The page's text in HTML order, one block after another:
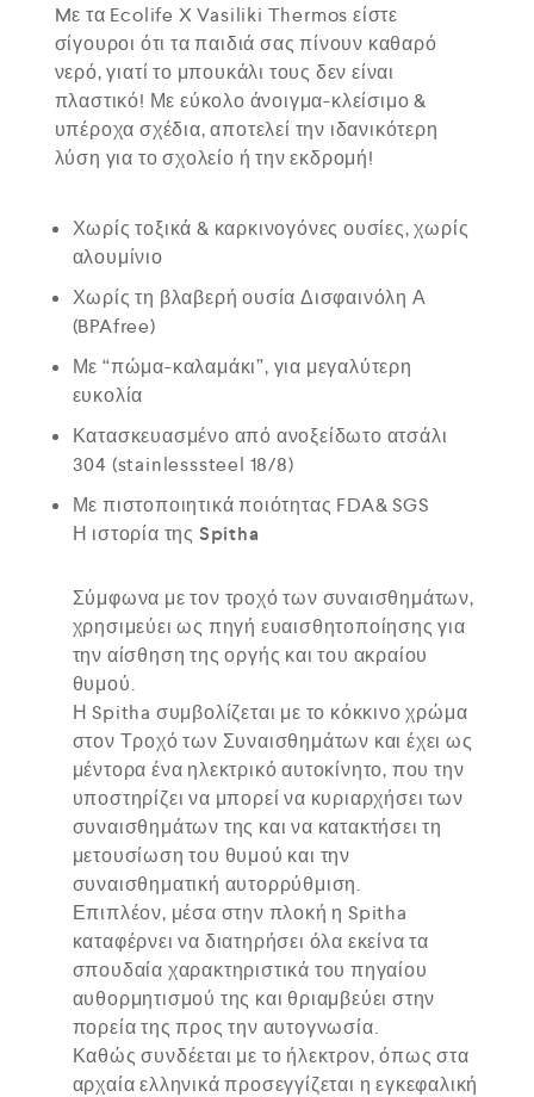
Mε τα Ecolife X Vasiliki Thermos είστε
σίγουροι ότι τα παιδιά σας πίνουν καθαρό
νερό, γιατί το μπουκάλι τους δεν είναι
πλαστικό! Με εύκολο άνοιγμα-κλείσιμο &
υπέροχα σχέδια, αποτελεί την ιδανικότερη
λύση για το σχολείο ή την εκδρομή!
Χωρίς τοξικά & καρκινογόνες ουσίες, χωρίς
αλουμίνιο
Χωρίς τη βλαβερή ουσία Δισφαινόλη Α
(BPAfree)
Με “πώμα-καλαμάκι”, για μεγαλύτερη
ευκολία
Κατασκευασμένο από ανοξείδωτο ατσάλι
304 (stainlesssteel 18/8)
Με πιστοποιητικά ποιότητας FDA& SGS
Η ιστορία της Spitha
Σύμφωνα με τον τροχό των συναισθημάτων,
χρησιμεύει ως πηγή ευαισθητοποίησης για
την αίσθηση της οργής και του ακραίου
θυμού.
Η Spitha συμβολίζεται με το κόκκινο χρώμα
στον Τροχό των Συναισθημάτων και έχει ως
μέντορα ένα ηλεκτρικό αυτοκίνητο, που την
υποστηρίζει να μπορεί να κυριαρχήσει των
συναισθημάτων της και να κατακτήσει τη
μετουσίωση του θυμού και την
συναισθηματική αυτορρύθμιση.
Επιπλέον, μέσα στην πλοκή η Spitha
καταφέρνει να διατηρήσει όλα εκείνα τα
σπουδαία χαρακτηριστικά του πηγαίου
αυθορμητισμού της και θριαμβεύει στην
πορεία της προς την αυτογνωσία.
Καθώς συνδέεται με το ήλεκτρον, όπως στα
αρχαία ελληνικά προσεγγίζεται η εγκεφαλική